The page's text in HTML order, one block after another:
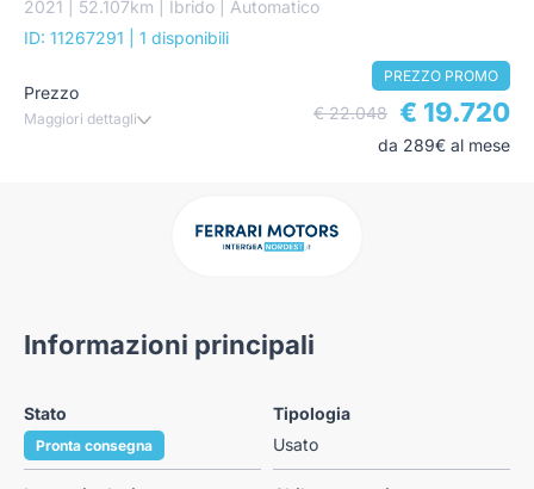
2021 | 52.107km | Ibrido | Automatico
ID: 11267291
| 1 disponibili
Prezzo
Maggiori dettagli
PREZZO PROMO
€ 22.048 € 19.720
da 289€ al mese
Informazioni principali
Stato
Pronta consegna
Tipologia
Usato